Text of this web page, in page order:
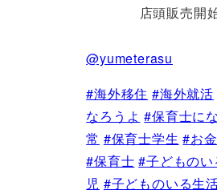
店頭販売開
@yumeterasu
#海外移住 #海外就活
なろうよ #保育士に
常 #保育士学生 #お
#保育士 #子どものい
児 #子どものいる生